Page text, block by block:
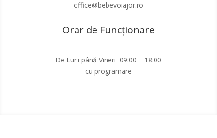
office@bebevoiajor.ro
Orar de Funcționare
De Luni până Vineri 09:00 – 18:00
cu programare